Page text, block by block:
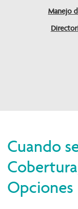
Encuentre un
Manejo
Cuando
Opciones